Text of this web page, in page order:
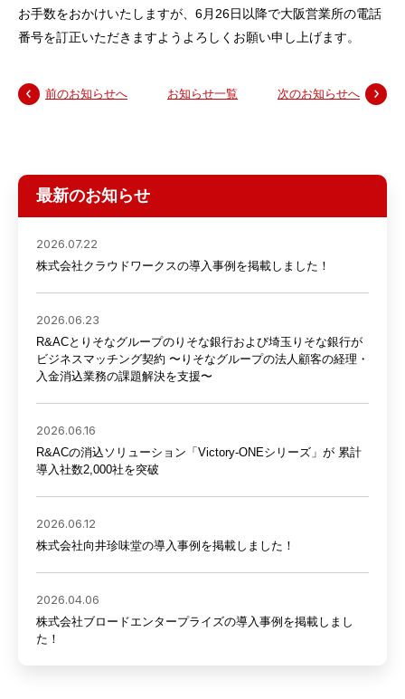
お手数をおかけいたしますが、6月26日以降で大阪営業所の電話
番号を訂正いただきますようよろしくお願い申し上げます。
前のお知らせへ お知らせ一覧 次のお知らせへ
最新のお知らせ
2026.07.22
株式会社クラウドワークスの導入事例を掲載しました！
2026.06.23
R&ACとりそなグループのりそな銀行および埼玉りそな銀行が
ビジネスマッチング契約 〜りそなグループの法人顧客の経理・
入金消込業務の課題解決を支援〜
2026.06.16
R&ACの消込ソリューション「Victory-ONEシリーズ」が 累計
導入社数2,000社を突破
2026.06.12
株式会社向井珍味堂の導入事例を掲載しました！
2026.04.06
株式会社ブロードエンタープライズの導入事例を掲載しまし
た！